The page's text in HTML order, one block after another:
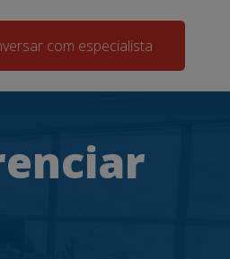
com especialista